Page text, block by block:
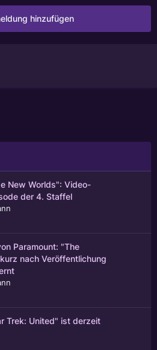
hinzufügen
New Worlds": Video-
der 4. Staffel
Paramount: "The
nach Veröffentlichung
Trek: United" ist derzeit